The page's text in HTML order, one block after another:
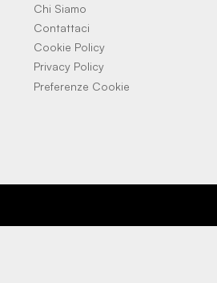
Chi Siamo
Contattaci
Cookie Policy
Privacy Policy
Preferenze Cookie